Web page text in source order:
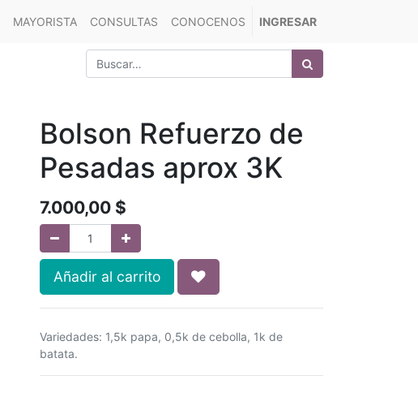
MAYORISTA CONSULTAS CONOCENOS INGRESAR
Bolson Refuerzo de
Pesadas aprox 3K
7.000,00 $
Añadir al carrito
Variedades: 1,5k papa, 0,5k de cebolla, 1k de
batata.